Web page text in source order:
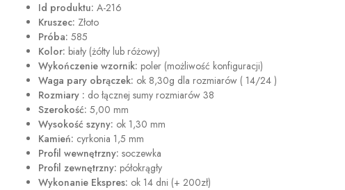
Id produktu: A-216
Kruszec: Złoto
Próba: 585
Kolor: biały (żółty lub różowy)
Wykończenie wzornik: poler (możliwość konfiguracji)
Waga pary obrączek: ok 8,30g dla rozmiarów ( 14/24 )
Rozmiary : do łącznej sumy rozmiarów 38
Szerokość: 5,00 mm
Wysokość szyny: ok 1,30 mm
Kamień: cyrkonia 1,5 mm
Profil wewnętrzny: soczewka
Profil zewnętrzny: półokrągły
Wykonanie Ekspres: ok 14 dni (+ 200zł)